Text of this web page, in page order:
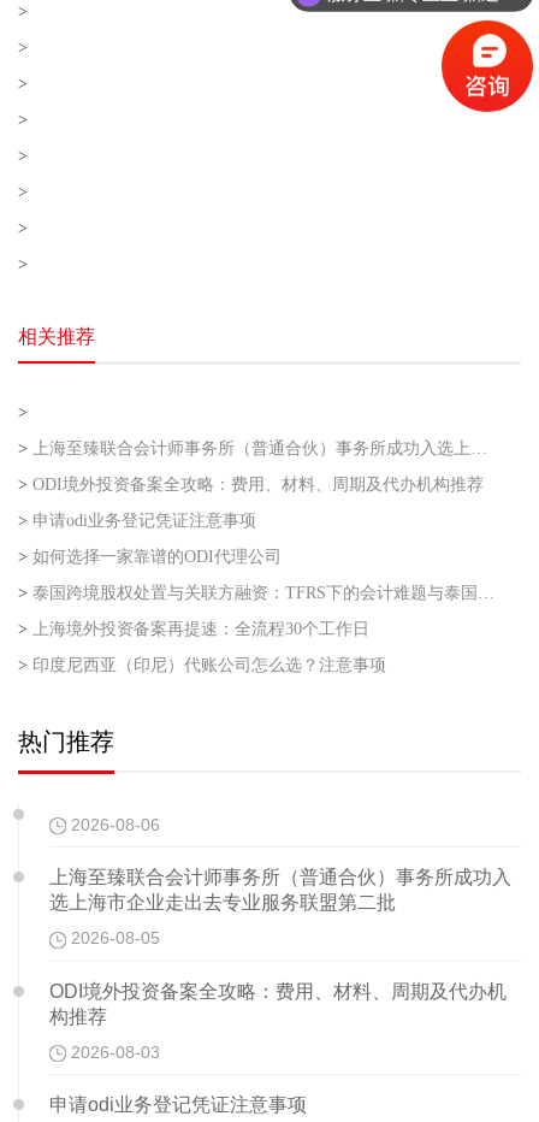
>
>
>
>
>
>
>
>
相关推荐
>
> 上海至臻联合会计师事务所（普通合伙）事务所成功入选上海市企业走出去专业服务联盟第二批
> ODI境外投资备案全攻略：费用、材料、周期及代办机构推荐
> 申请odi业务登记凭证注意事项
> 如何选择一家靠谱的ODI代理公司
> 泰国跨境股权处置与关联方融资：TFRS下的会计难题与泰国利得税的“资本与收益”之争
> 上海境外投资备案再提速：全流程30个工作日
> 印度尼西亚（印尼）代账公司怎么选？注意事项
热门推荐
2026-08-06
上海至臻联合会计师事务所（普通合伙）事务所成功入
选上海市企业走出去专业服务联盟第二批
2026-08-05
ODI境外投资备案全攻略：费用、材料、周期及代办机
构推荐
2026-08-03
申请odi业务登记凭证注意事项
团队联合,企业联合,至臻联合!